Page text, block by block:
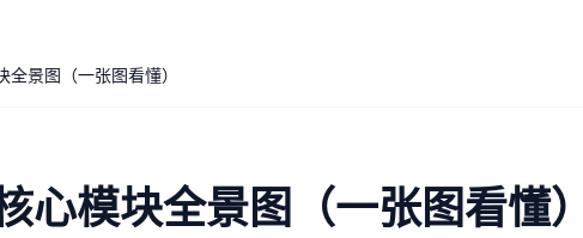
景图（一张图看懂）
心模块全景图（一张图看懂）